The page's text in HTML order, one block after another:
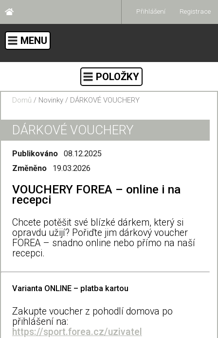
Přihlášení Registrace
MENU
POLOŽKY
Domů / Novinky / DÁRKOVÉ VOUCHERY
DÁRKOVÉ VOUCHERY
Publikováno
08.12.2025
Změněno
19.03.2026
VOUCHERY FOREA – online i na
recepci
Chcete potěšit své blízké dárkem, který si
opravdu užijí? Pořiďte jim dárkový voucher
FOREA – snadno online nebo přímo na naší
recepci.
Varianta ONLINE – platba kartou
Zakupte voucher z pohodlí domova po
přihlášení na:
https://sport.forea.cz/uzivatel